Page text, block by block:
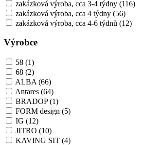
zakázková výroba, cca 3-4 týdny (116)
zakázková výroba, cca 4 týdny (56)
zakázková výroba, cca 4-6 týdnů (12)
Výrobce
58 (1)
68 (2)
ALBA (66)
Antares (64)
BRADOP(1)
FORM design (5)
IG (12)
JITRO (10)
KAVING SIT (4)